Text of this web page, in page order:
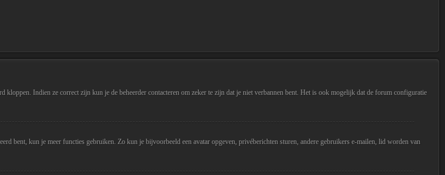
Indien ze correct zijn kun je de beheerder contacteren om zeker te zijn dat je niet verbannen bent. Het is ook mogelijk dat de forum configuratie
bent, kun je meer functies gebruiken. Zo kun je bijvoorbeeld een avatar opgeven, privéberichten sturen, andere gebruikers e-mailen, lid worden van